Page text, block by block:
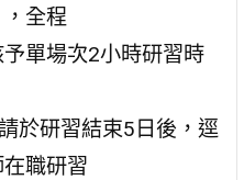
全程
單場次2小時研習時
於研習結束5日後，逕
職研習